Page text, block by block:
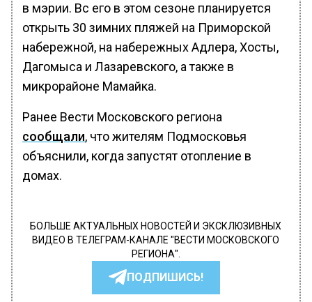
в мэрии. Вс его в этом сезоне планируется
открыть 30 зимних пляжей на Приморской
набережной, на набережных Адлера, Хосты,
Дагомыса и Лазаревского, а также в
микрорайоне Мамайка.
Ранее Вести Московского региона
сообщали, что жителям Подмосковья
объяснили, когда запустят отопление в
домах.
БОЛЬШЕ АКТУАЛЬНЫХ НОВОСТЕЙ И ЭКСКЛЮЗИВНЫХ
ВИДЕО В ТЕЛЕГРАМ-КАНАЛЕ "ВЕСТИ МОСКОВСКОГО
РЕГИОНА".
ПОДПИШИСЬ!